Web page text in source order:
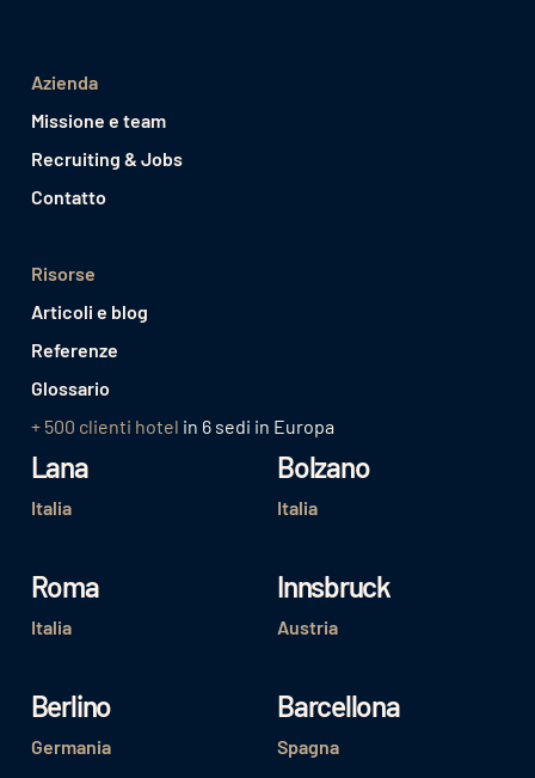
Azienda
Missione e team
Recruiting & Jobs
Contatto
Risorse
Articoli e blog
Referenze
Glossario
+ 500 clienti hotel in 6 sedi in Europa
Lana
Italia
Bolzano
Italia
Roma
Italia
Innsbruck
Austria
Berlino
Germania
Barcellona
Spagna